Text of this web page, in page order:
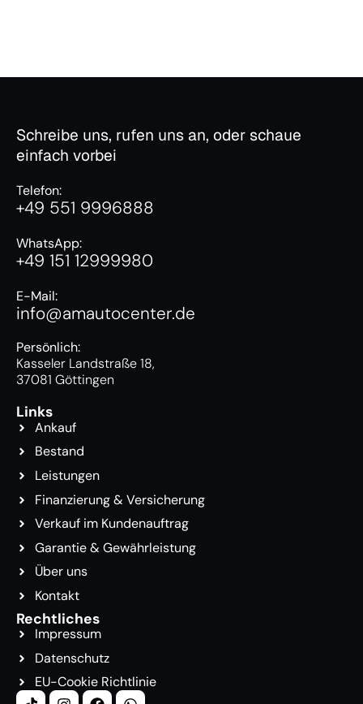
Schreibe uns, rufen uns an, oder schaue
einfach vorbei
Telefon:
+49 551 9996888
WhatsApp:
+49 151 12999980
E-Mail:
info@amautocenter.de
Persönlich:
Kasseler Landstraße 18,
37081 Göttingen
Links
Ankauf
Bestand
Leistungen
Finanzierung & Versicherung
Verkauf im Kundenauftrag
Garantie & Gewährleistung
Über uns
Kontakt
Rechtliches
Impressum
Datenschutz
EU-Cookie Richtlinie